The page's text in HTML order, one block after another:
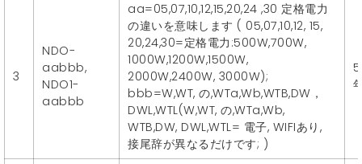
3
NDO-
aabbb,
NDO1-
aabbb
aa=05,07,10,12,15,20,24 ,30 定格電力
の違いを意味します ( 05,07,10,12, 15,
20,24,30=定格電力:500W,700W,
1000W,1200W,1500W,
2000W,2400W, 3000W);
bbb=W,WT, の,WTa,Wb,WTB,DW，
DWL,WTL(W,WT, の,WTa,Wb,
WTB,DW, DWL,WTL= 電子, WIFIあり,
接尾辞が異なるだけです; )
5